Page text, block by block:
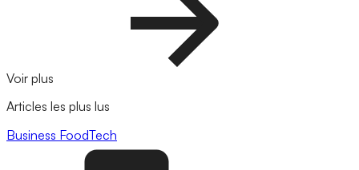
Voir plus
Articles les plus lus
Business FoodTech